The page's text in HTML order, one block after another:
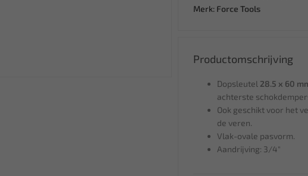
Merk: Force Tools
Productomschrijving
Dopsleutel 28.5 x 60
achterste
Ook geschikt voor het
de veren.
Vlak-ovale pasvorm.
Aandrijving: 3/4"